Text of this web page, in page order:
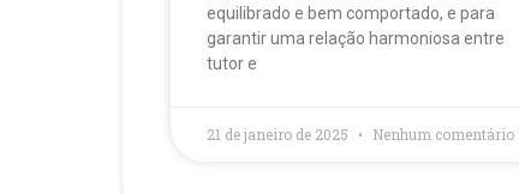
equilibrado e bem comportado, e para
garantir uma relação harmoniosa entre
tutor e
21 de janeiro de 2025 Nenhum comentário